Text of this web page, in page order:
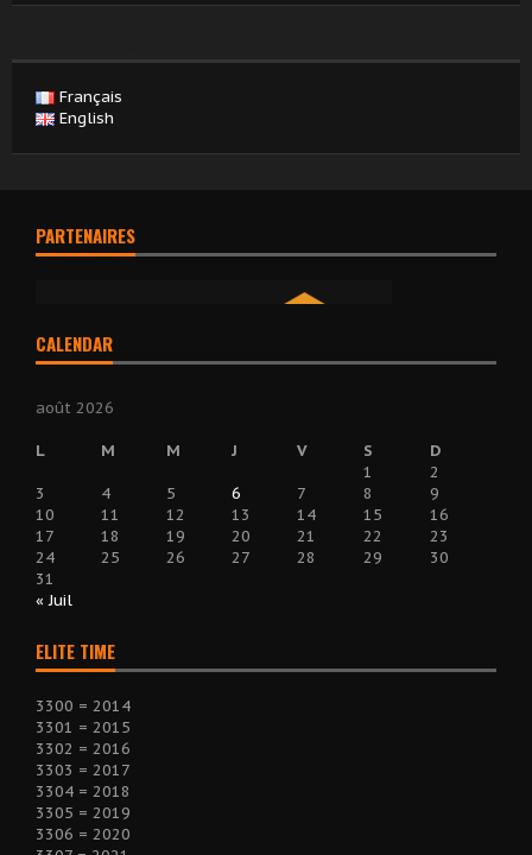
Français
English
PARTENAIRES
CALENDAR
août 2026
L M M J V S
D
1
2
3
4 5 6 7 8
9
10
11 12 13 14 15
16
17
18 19 20 21 22
23
24
25 26 27 28 29
30
31
« Juil
ELITE TIME
3300 = 2014
3301 = 2015
3302 = 2016
3303 = 2017
3304 = 2018
3305 = 2019
3306 = 2020